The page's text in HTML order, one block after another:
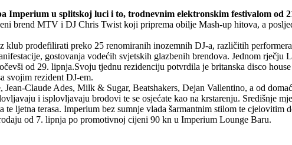
Imperium u splitskoj luci i to, trodnevnim elektronskim festivalom od
brend MTV i DJ Chris Twist koji priprema obilje Mash-up hitova, a
klub prodefilirati preko 25 renomiranih inozemnih DJ-a, različitih
gostovanja vodećih svjetskih glazbenih brendova. Jednom rječju
od 29. lipnja.Svoju tjednu rezidenciju potvrdila je britanska disco
svojim rezident DJ-em.
Claude Ades, Milk & Sugar, Beatshakers, Dejan Vallentino, a od
i isplovljavaju brodovi te se osjećate kao na krstarenju. Središnje
ljetna terasa. Imperium bez sumnje vlada šarmantnim stilom te cjelovitim
od 7. lipnja po promotivnoj cijeni 90 kn u Imperium Lounge Baru.